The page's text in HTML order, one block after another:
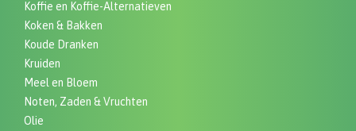
Koffie en Koffie-Alternatieven
Koken & Bakken
Koude Dranken
Kruiden
Meel en Bloem
Noten, Zaden & Vruchten
Olie